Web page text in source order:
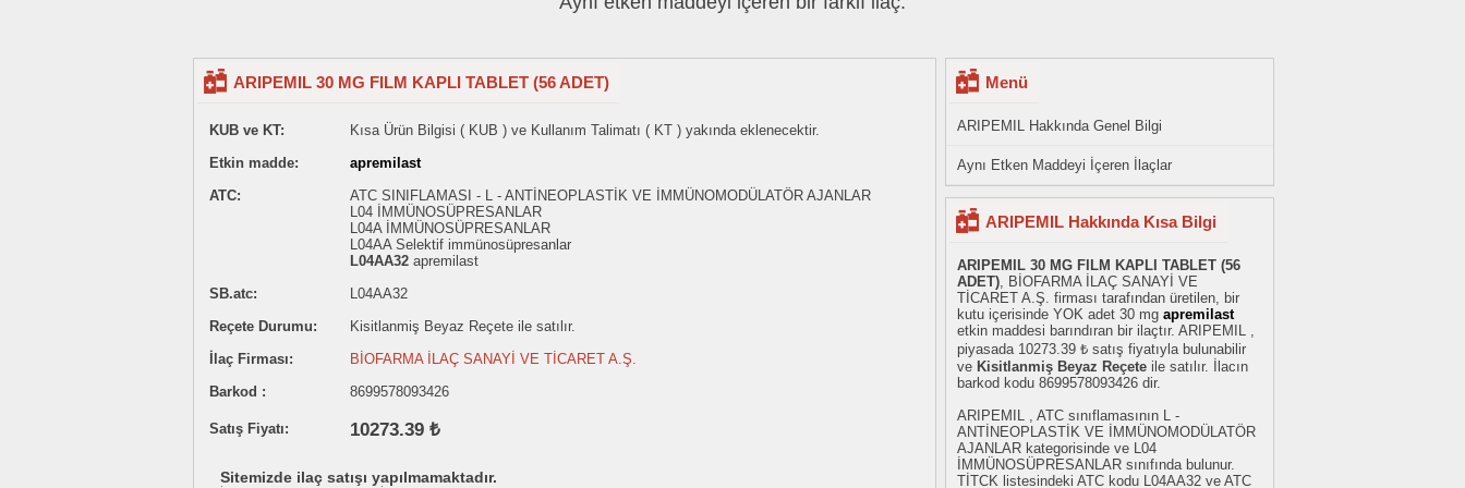
ARIPEMIL 30 MG FILM KAPLI TABLET (56 ADET)
KUB ve KT:
Kısa Ürün Bilgisi ( KUB ) ve Kullanım Talimatı ( KT ) yakında eklenecektir.
Etkin madde:
apremilast
ATC:
ATC SINIFLAMASI - L - ANTİNEOPLASTİK VE İMMÜNOMODÜLATÖR AJANLAR
L04 İMMÜNOSÜPRESANLAR
L04A İMMÜNOSÜPRESANLAR
L04AA Selektif immünosüpresanlar
L04AA32 apremilast
SB.atc:
L04AA32
Reçete Durumu:
Kisitlanmiş Beyaz Reçete ile satılır.
İlaç Firması:
BİOFARMA İLAÇ SANAYİ VE TİCARET A.Ş.
Barkod :
8699578093426
Satış Fiyatı: 10273.39 ₺
Sitemizde ilaç satışı yapılmamaktadır.
Menü
ARIPEMIL Hakkında Genel Bilgi
Aynı Etken Maddeyi İçeren İlaçlar
ARIPEMIL Hakkında Kısa Bilgi
ARIPEMIL 30 MG FILM KAPLI TABLET (56
ADET), BİOFARMA İLAÇ SANAYİ VE
TİCARET A.Ş. firması tarafından üretilen, bir
kutu içerisinde YOK adet 30 mg apremilast
etkin maddesi barındıran bir ilaçtır. ARIPEMIL ,
piyasada 10273.39 ₺ satış fiyatıyla bulunabilir
ve Kisitlanmiş Beyaz Reçete ile satılır. İlacın
barkod kodu 8699578093426 dir.
ARIPEMIL , ATC sınıflamasının L -
ANTİNEOPLASTİK VE İMMÜNOMODÜLATÖR
AJANLAR kategorisinde ve L04
İMMÜNOSÜPRESANLAR sınıfında bulunur.
TİTCK listesindeki ATC kodu L04AA32 ve ATC